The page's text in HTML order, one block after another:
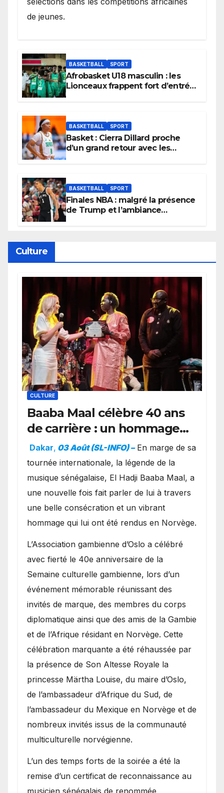
de jeunes.
BASKETBALL SPORT
Afrobasket U18 masculin : les
Lionceaux frappent fort d’entrée
BASKETBALL SPORT
Basket : Cierra Dillard proche
d’un grand retour avec les
BASKETBALL SPORT
Finales NBA : malgré la présence
de Trump et l’ambiance
Culture
CULTURE
Baaba Maal célèbre 40 ans
de carrière : un hommage
exceptionnel à Oslo en
présence de la famille
royale.
Dakar, 03 Août (SL-INFO) – ​En marge de sa
tournée internationale, la légende de la
musique sénégalaise, El Hadji Baaba Maal, a
une nouvelle fois fait parler de lui à travers
une belle consécration et un vibrant
hommage qui lui ont été rendus en Norvège.
​L’Association gambienne d’Oslo a célébré
avec fierté le 40e anniversaire de la
Semaine culturelle gambienne, lors d’un
événement mémorable réunissant des
invités de marque, des membres du corps
diplomatique ainsi que des amis de la Gambie
et de l’Afrique résidant en Norvège. Cette
célébration marquante a été réhaussée par
la présence de Son Altesse Royale la
princesse Märtha Louise, du maire d’Oslo,
de l’ambassadeur d’Afrique du Sud, de
l’ambassadeur du Mexique en Norvège et de
nombreux invités issus de la communauté
multiculturelle norvégienne.
​L’un des temps forts de la soirée a été la
remise d’un certificat de reconnaissance au
musicien sénégalais de renommée